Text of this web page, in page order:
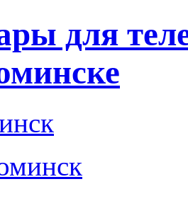
для